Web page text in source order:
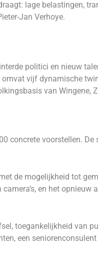
lage belastingen,
Jan Verhoye.
politici en nieuw
vijf dynamische
van Wingene,
concrete voorstellen. De
de mogelijkheid tot
en het opnieuw
toegankelijkheid van
een